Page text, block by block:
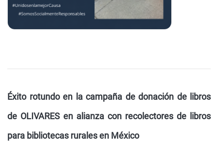
Éxito rotundo en la campaña de donación de libros
de OLIVARES en alianza con recolectores de libros
para bibliotecas rurales en México